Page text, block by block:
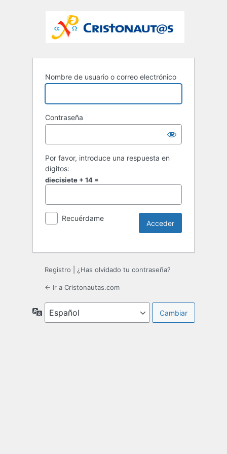
Nombre de usuario o correo electrónico
Contraseña
Por favor, introduce una respuesta en
dígitos:
diecisiete + 14 =
Recuérdame
Registro ¿Has olvidado tu contraseña?
← Ir a Cristonautas.com
Idioma